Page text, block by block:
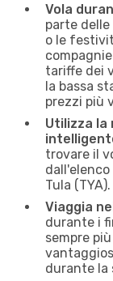
Vola
parte
o le
tariffe dei
la bassa
prezzi più
Utilizza la
trovare il
Tula (TYA).
Viaggia
durante i
sempre
durante la